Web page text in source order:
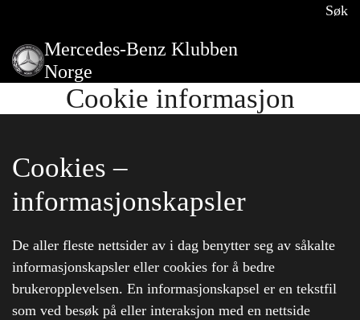
Søk
Mercedes-Benz Klubben
Norge
Cookie informasjon
Cookies –
informasjonskapsler
De aller fleste nettsider av i dag benytter seg av såkalte
informasjonskapsler eller cookies for å bedre
brukeropplevelsen. En informasjonskapsel er en tekstfil
som ved besøk på eller interaksjon med en nettside